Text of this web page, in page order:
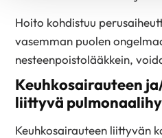
Hoito kohdistuu
vasemman puolen
nesteenpoistolääkkein,
Keuhkosairauteen
liittyvä
Keuhkosairauteen liittyvän